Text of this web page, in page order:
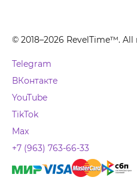
© 2018–2026 RevelTime™.
Telegram
ВКонтакте
YouTube
TikTok
Max
+7 (963) 763-66-33